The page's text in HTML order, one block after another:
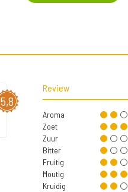
5,8
Review
Aroma
Zoet
Zuur
Bitter
Fruitig
Moutig
Kruidig